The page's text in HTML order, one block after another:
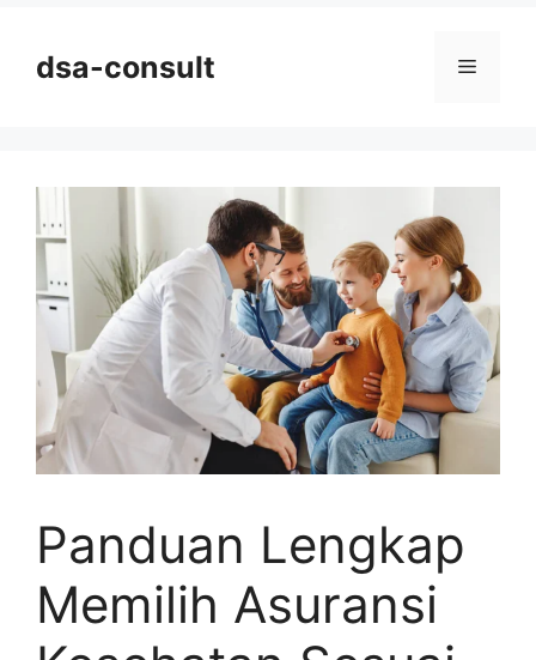
contentdsa-consult Menu
Panduan Lengkap
Memilih Asuransi